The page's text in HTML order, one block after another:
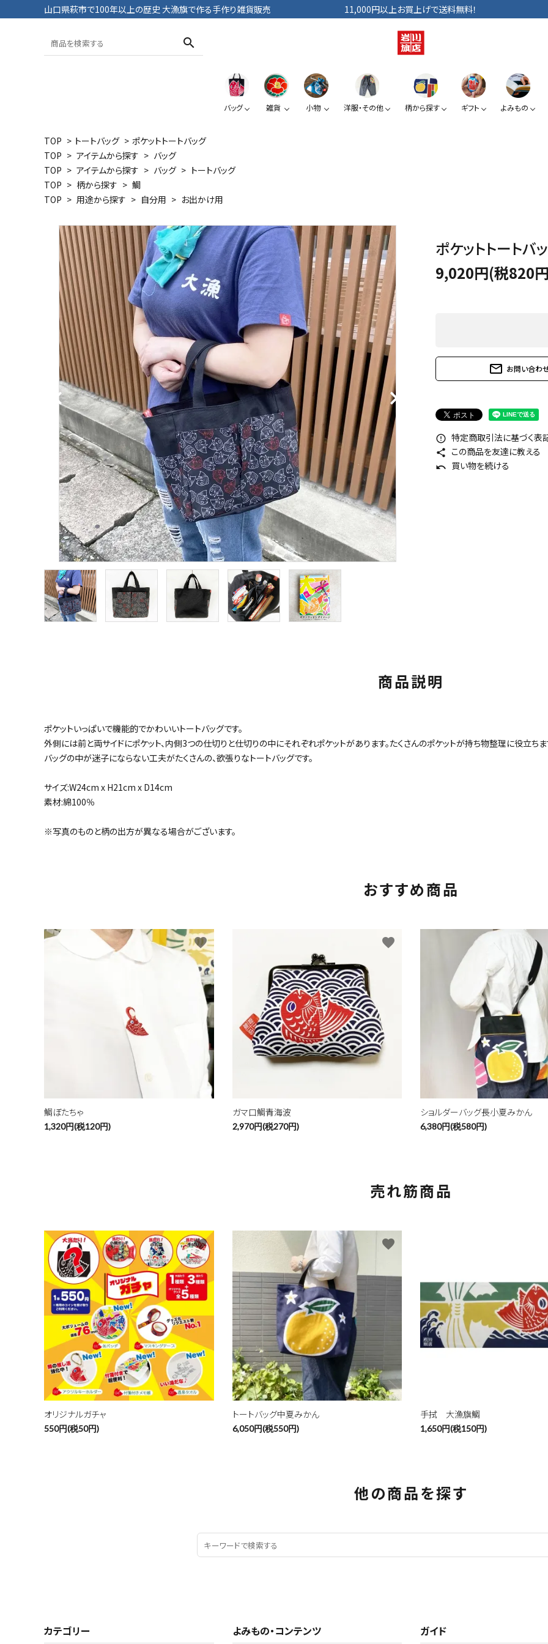
山口県萩市で100年以上の歴史 大漁旗で作る手作り雑貨販売 11,000円以上お買上げで送料無料！
search
バッグ
トートバッグ
雑貨
おざぶ
大漁旗
小物
ブックカバー
ペンケース
ポーチ カードケース
洋服・その他
Tシャツ・パンツ
柄から探す
大漁旗
おにようず デニム 道具たち KUROシリーズ
ギフト よみもの
TOP > トートバッグ > ポケットトートバッグ
TOP > アイテムから探す > バッグ
TOP > アイテムから探す > バッグ > トートバッグ
TOP > 柄から探す > 鯛
TOP > 用途から探す > 自分用 > お出かけ用
ポケットトートバ
9,020円(税820
mail_outline お問い合わ
error_outline 特定商取引法に基づく表
share この商品を友達に教える
undo 買い物を続ける
商品説明
ポケットいっぱいで機能的でかわいいトートバッグです。
外側には前と両サイドにポケット、内側3つの仕切りと仕切りの中にそれぞれポケットがあります。たくさんのポケットが持ち物整理に役立ちま
バッグの中が迷子にならない工夫がたくさんの、欲張りなトートバッグです。
サイズ:W24cm x H21cm x D14cm
素材:綿100％
※写真のものと柄の出方が異なる場合がございます。
おすすめ商品
鯛ぼたちゃ
1,320円(税120円)
favorite
ガマ口鯛青海波
2,970円(税270円)
favorite
ショルダーバッグ長小夏みかん
6,380円(税580円)
売れ筋商品
オリジナルガチャ
550円(税50円)
favorite
トートバッグ中夏みかん
6,050円(税550円)
favorite
手拭 大漁旗鯛
1,650円(税150円)
他の商品を探す
カテゴリー よみもの・コンテンツ ガイド